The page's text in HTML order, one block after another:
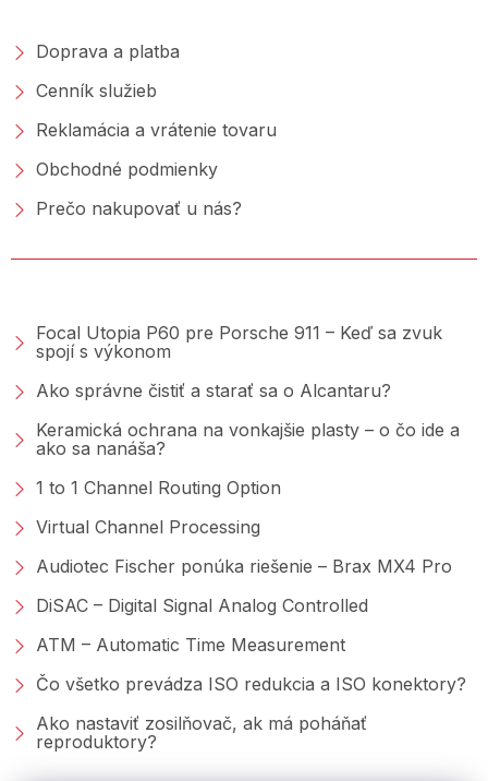
Doprava a platba
Cenník služieb
Reklamácia a vrátenie tovaru
Obchodné podmienky
Prečo nakupovať u nás?
Focal Utopia P60 pre Porsche 911 – Keď sa zvuk
spojí s výkonom
Ako správne čistiť a starať sa o Alcantaru?
Keramická ochrana na vonkajšie plasty – o čo ide a
ako sa nanáša?
1 to 1 Channel Routing Option
Virtual Channel Processing
Audiotec Fischer ponúka riešenie – Brax MX4 Pro
DiSAC – Digital Signal Analog Controlled
ATM – Automatic Time Measurement
Čo všetko prevádza ISO redukcia a ISO konektory?
Ako nastaviť zosilňovač, ak má poháňať
reproduktory?